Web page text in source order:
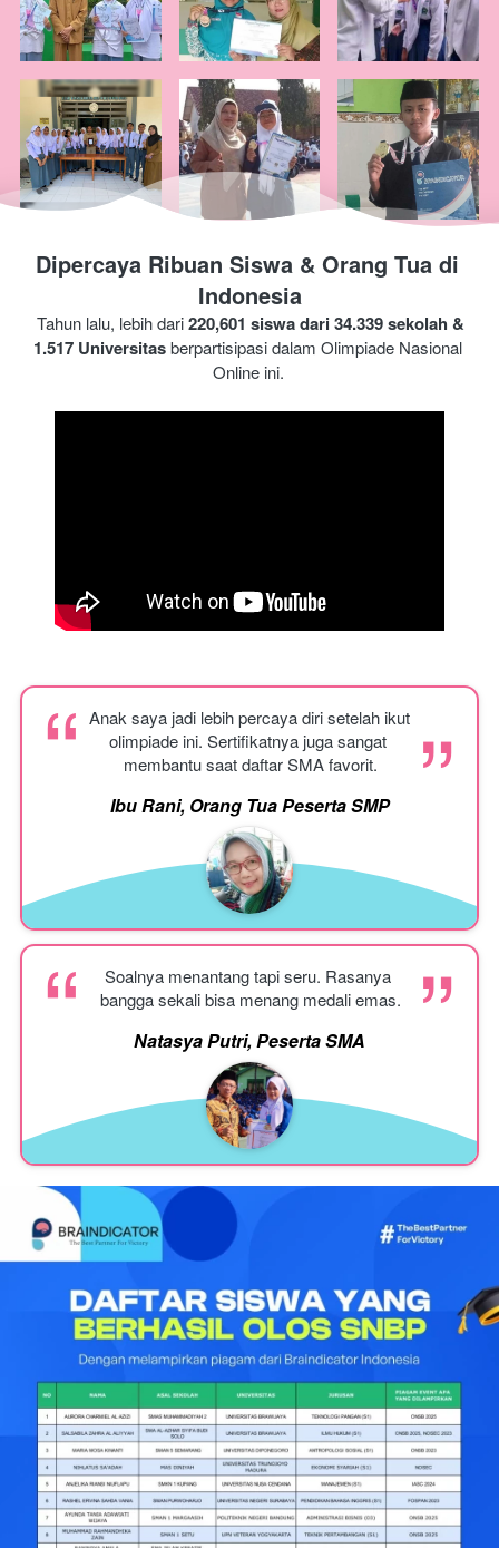
Dipercaya Ribuan Siswa & Orang Tua di
Indonesia
Tahun lalu, lebih dari 220,601 siswa dari 34.339 sekolah &
1.517 Universitas berpartisipasi dalam Olimpiade
Online ini.
“ Anak saya jadi lebih percaya diri setelah ikut
olimpiade ini. Sertifikatnya juga sangat
membantu saat daftar SMA favorit.
“
Ibu Rani, Orang Tua Peserta SMP
“
Soalnya menantang tapi seru. Rasanya
bangga sekali bisa menang medali emas.
“
Natasya Putri, Peserta SMA